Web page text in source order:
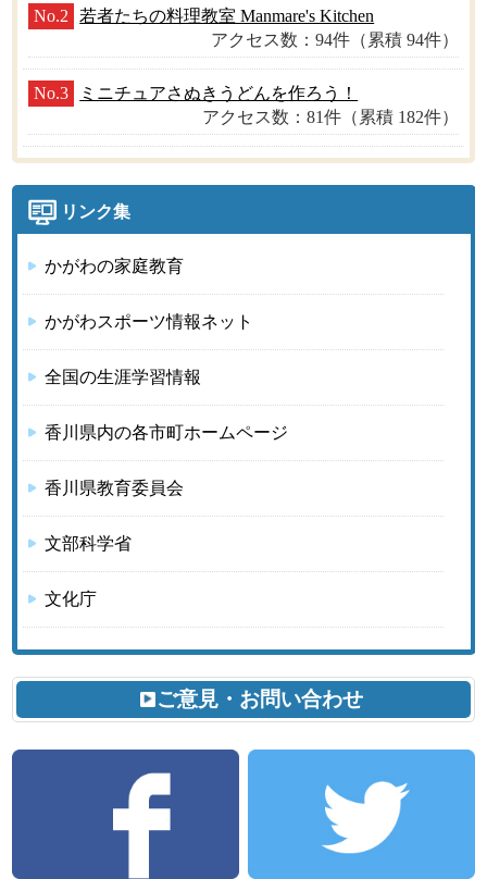
No.2
若者たちの料理教室 Manmare's Kitchen
アクセス数：94件（累積 94件）
No.3
ミニチュアさぬきうどんを作ろう！
アクセス数：81件（累積 182件）
リンク集
かがわの家庭教育
かがわスポーツ情報ネット
全国の生涯学習情報
香川県内の各市町ホームページ
香川県教育委員会
文部科学省
文化庁
ご意見・お問い合わせ